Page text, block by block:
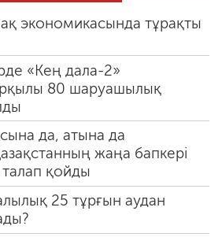
экономикасында тұрақты
«Кең дала-2»
80 шаруашылық
да, атына да
жаңа бапкері
қойды
25 тұрғын аудан